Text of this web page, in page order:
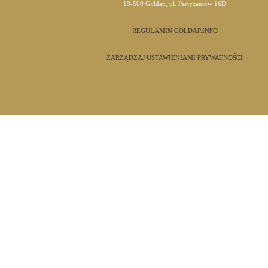
19-500 Gołdap, ul. Partyzantów 16D
REGULAMIN GOLDAP.INFO
ZARZĄDZAJ USTAWIENIAMI PRYWATNOŚCI